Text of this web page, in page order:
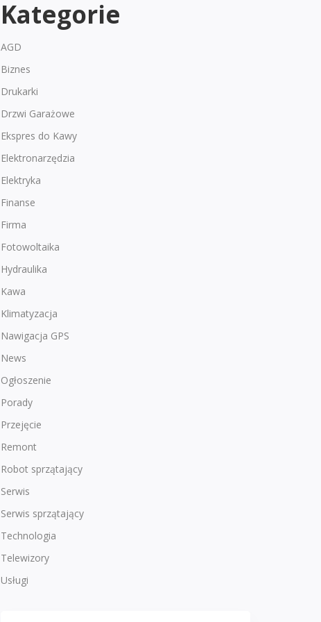
Kategorie
AGD
Biznes
Drukarki
Drzwi Garażowe
Ekspres do Kawy
Elektronarzędzia
Elektryka
Finanse
Firma
Fotowoltaika
Hydraulika
Kawa
Klimatyzacja
Nawigacja GPS
News
Ogłoszenie
Porady
Przejęcie
Remont
Robot sprzątający
Serwis
Serwis sprzątający
Technologia
Telewizory
Usługi